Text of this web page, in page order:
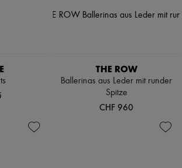
THE ROW
Ballerinas aus Leder mit runder
Spitze
CHF 960